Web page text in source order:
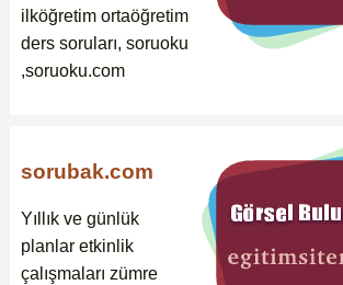
ilköğretim ortaöğretim
ders soruları, soruoku
,soruoku.com
sorubak.com
Yıllık ve günlük
planlar etkinlik
çalışmaları zümre